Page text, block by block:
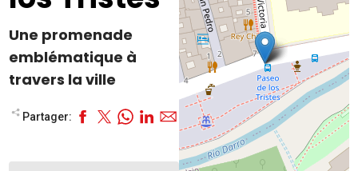
Une promenade
emblématique à
travers la ville
Partager: